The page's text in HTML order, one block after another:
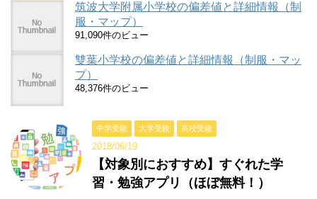
筑波大学附属小学校の偏差値と詳細情報（制
服・マップ）
91,090件のビュー
雙葉小学校の偏差値と詳細情報（制服・マッ
プ）
48,376件のビュー
中学受験 大学受験 高校受験
2018/06/19
【対象別におすすめ】すぐれた学
習・勉強アプリ（ほぼ無料！）